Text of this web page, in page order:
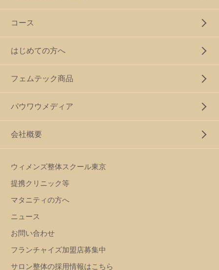
コース
はじめての方へ
フェムテック商品
パウワウメディア
会社概要
ウィメンズ整体スクール東京
提携クリニック等
マタニティの方へ
ニュース
お問い合わせ
フランチャイズ加盟店募集中
サロン整体の採用情報はこちら